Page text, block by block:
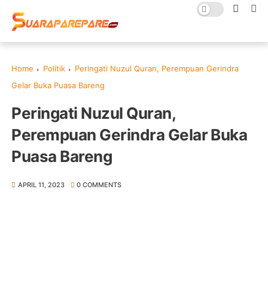
Home Politik
Peringati Nuzul Quran, Perempuan Gerindra
Gelar Buka Puasa Bareng
Peringati Nuzul Quran,
Perempuan Gerindra Gelar Buka
Puasa Bareng
APRIL 11, 2023 0 COMMENTS